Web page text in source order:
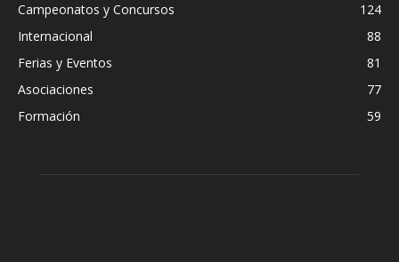
Campeonatos y Concursos
124
Internacional
88
Ferias y Eventos
81
Asociaciones
77
Formación
59